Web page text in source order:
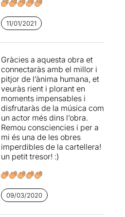
però també l’èxode a través
el consum de carn, el
capitalisme…
direccions i textures que
proposa l’espectacle que, tot
i ser petit en la seva
dimensió, és gran en
ambició. Els ingredients són
variats: textuals i poètics,
imatges, sons i paraules que
se superposen, sovint fins a
l’estridència (un fet a vigilar,
en una sala petita, amb uns
espectadors que, a primera
fila, seuen a pocs
centímetres d’uns actors que
criden molt i molt a prop,
lògicament, sense
11/01/2021
Gràcies a aquesta obra et
connectaràs amb el millor i
pitjor de l’ànima humana, et
veuràs rient i plorant en
moments impensables i
disfrutaràs de la música com
un actor més dins l’obra.
Remou consciencies i per a
mi és una de les obres
imperdibles de la cartellera!
un petit tresor! :)
09/03/2020